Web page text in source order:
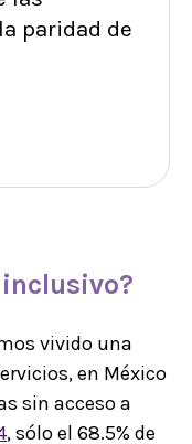
paridad de
inclusivo?
vivido una
en México
sin acceso a
, sólo el 68.5% de